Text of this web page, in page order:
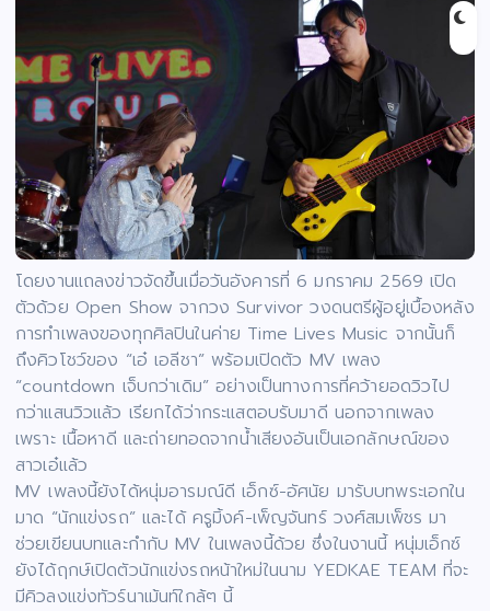
โดยงานแถลงข่าวจัดขึ้นเมื่อวันอังคารที่ 6 มกราคม 2569 เปิด
ตัวด้วย Open Show จากวง Survivor วงดนตรีผู้อยู่เบื้องหลัง
การทำเพลงของทุกศิลปินในค่าย Time Lives Music จากนั้นก็
ถึงคิวโชว์ของ “เอ๋ เอลีชา” พร้อมเปิดตัว MV เพลง
“countdown เจ็บกว่าเดิม” อย่างเป็นทางการที่คว้ายอดวิวไป
กว่าแสนวิวแล้ว เรียกได้ว่ากระแสตอบรับมาดี นอกจากเพลง
เพราะ เนื้อหาดี และถ่ายทอดจากน้ำเสียงอันเป็นเอกลักษณ์ของ
สาวเอ๋แล้ว
MV เพลงนี้ยังได้หนุ่มอารมณ์ดี เอ็กซ์-อัศนัย มารับบทพระเอกใน
มาด “นักแข่งรถ” และได้ ครูมิ้งค์-เพ็ญจันทร์ วงศ์สมเพ็ชร มา
ช่วยเขียนบทและกำกับ MV ในเพลงนี้ด้วย ซึ่งในงานนี้ หนุ่มเอ็กซ์
ยังได้ฤกษ์เปิดตัวนักแข่งรถหน้าใหม่ในนาม YEDKAE TEAM ที่จะ
มีคิวลงแข่งทัวร์นาเม้นท์ใกล้ๆ นี้